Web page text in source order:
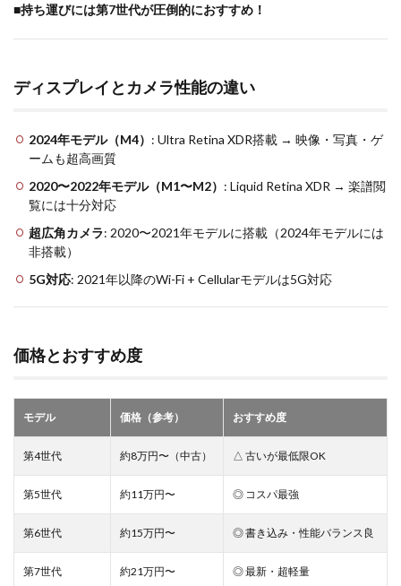
■持ち運びには第7世代が圧倒的におすすめ！
ディスプレイとカメラ性能の違い
2024年モデル（M4） : Ultra Retina XDR搭載 → 映像・写真・ゲ
ームも超高画質
2020〜2022年モデル（M1〜M2） : Liquid Retina XDR → 楽譜閲
覧には十分対応
超広角カメラ: 2020〜2021年モデルに搭載（2024年モデルには
非搭載）
5G対応: 2021年以降のWi-Fi + Cellularモデルは5G対応
価格とおすすめ度
モデル 価格（参考） おすすめ度
第4世代 約8万円〜（中古） △ 古いが最低限OK
第5世代 約11万円〜 ◎ コスパ最強
第6世代 約15万円〜 ◎ 書き込み・性能バランス良
第7世代 約21万円〜 ◎ 最新・超軽量